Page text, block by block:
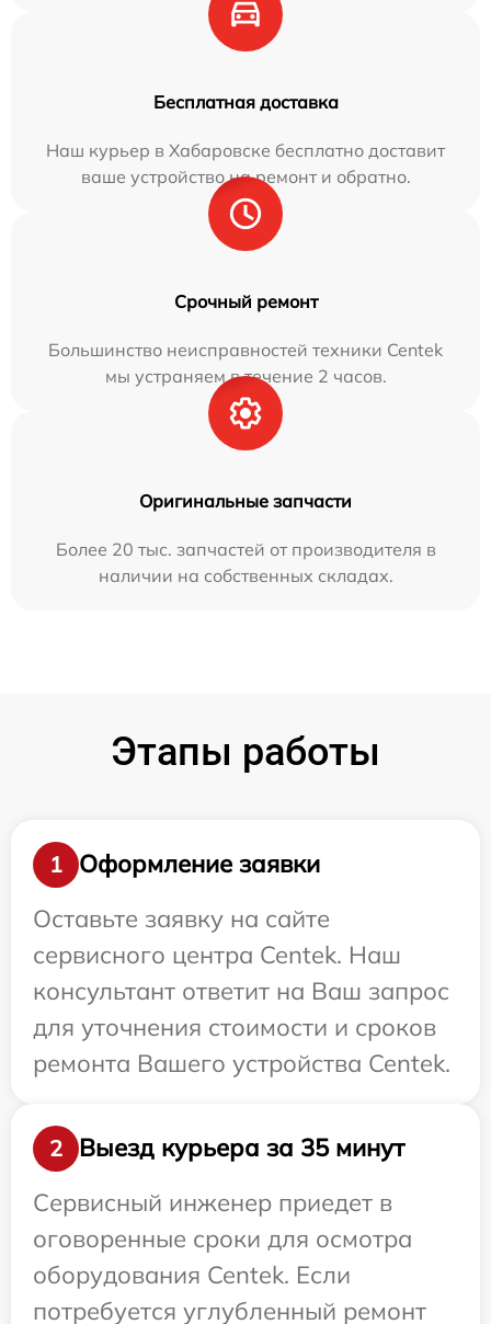
Бесплатная доставка
Наш курьер в Хабаровске бесплатно доставит
ваше устройство на ремонт и обратно.
Срочный ремонт
Большинство неисправностей техники Centek
мы устраняем в течение 2 часов.
Оригинальные запчасти
Более 20 тыс. запчастей от производителя в
наличии на собственных складах.
Этапы работы
1
Оформление заявки
Оставьте заявку на сайте
сервисного центра Centek. Наш
консультант ответит на Ваш запрос
для уточнения стоимости и сроков
ремонта Вашего устройства Centek.
2
Выезд курьера за 35 минут
Сервисный инженер приедет в
оговоренные сроки для осмотра
оборудования Centek. Если
потребуется углубленный ремонт